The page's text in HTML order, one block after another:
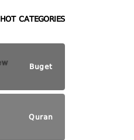
HOT CATEGORIES
Buget
Quran